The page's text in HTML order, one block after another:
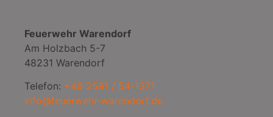
Feuerwehr Warendorf
Am Holzbach 5-7
48231 Warendorf
Telefon: +49 2581 / 54-1371
info@feuerwehr-warendorf.de